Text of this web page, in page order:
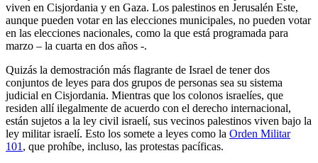
viven en Cisjordania y en Gaza. Los palestinos en Jerusalén Este,
aunque pueden votar en las elecciones municipales, no pueden votar
en las elecciones nacionales, como la que está programada para
marzo – la cuarta en dos años -.
Quizás la demostración más flagrante de Israel de tener dos
conjuntos de leyes para dos grupos de personas sea su sistema
judicial en Cisjordania. Mientras que los colonos israelíes, que
residen allí ilegalmente de acuerdo con el derecho internacional,
están sujetos a la ley civil israelí, sus vecinos palestinos viven bajo la
ley militar israelí. Esto los somete a leyes como la Orden Militar
101 , que prohíbe, incluso, las protestas pacíficas.